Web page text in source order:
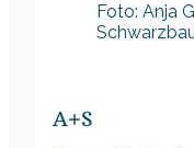
Foto: Anja
A+S